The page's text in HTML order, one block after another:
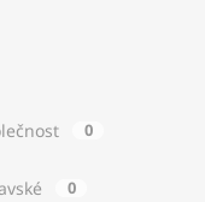
0
0